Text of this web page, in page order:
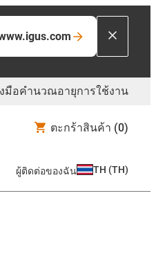
มือคำนวณอายุการใช้งาน
ตะกร้าสินค้า (0)
ผู้ติดต่อของฉัน TH (TH)